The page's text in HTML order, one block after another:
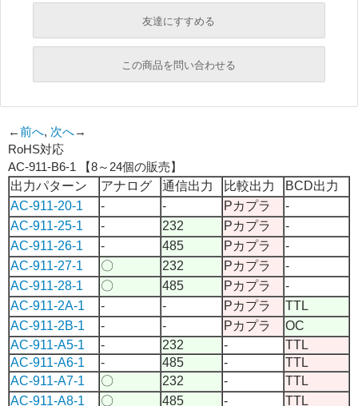
友達にすすめる
必須
必須
この商品を問い合わせる
必須
必須
←前へ, 次へ→
RoHS対応
AC-911-B6-1 【8～24個の販売】
出力パターン
アナログ 通信出力 比較出力
BCD出力
AC-911-20-1
- - Pカプラ
-
AC-911-25-1
- 232 Pカプラ
-
AC-911-26-1
- 485 Pカプラ
-
AC-911-27-1
〇 232 Pカプラ
-
AC-911-28-1
〇 485 Pカプラ
-
AC-911-2A-1
- - Pカプラ
TTL
AC-911-2B-1
- - Pカプラ
OC
AC-911-A5-1
- 232 -
TTL
AC-911-A6-1
- 485 -
TTL
AC-911-A7-1
〇 232 -
TTL
AC-911-A8-1
〇 485 - TTL